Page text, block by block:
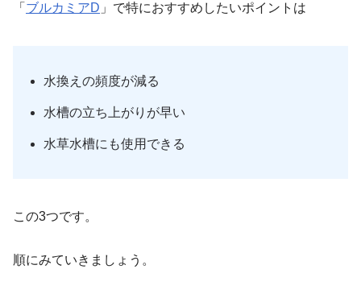
「 ブルカミアD 」で特におすすめしたいポイントは
水換えの頻度が減る
水槽の立ち上がりが早い
水草水槽にも使用できる
この3つです。
順にみていきましょう。